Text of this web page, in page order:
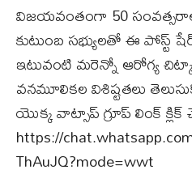
విజయవంతంగా 50
కుటుంబ సభ్యులతో ఈ పోస్ట్
ఇటువంటి మరెన్నో ఆరోగ్య
వనమూలికల విశిష్టతలు
యొక్క వాట్సాప్ గ్రూప్ లింక్
https://
ThAuJQ?mode=wwt